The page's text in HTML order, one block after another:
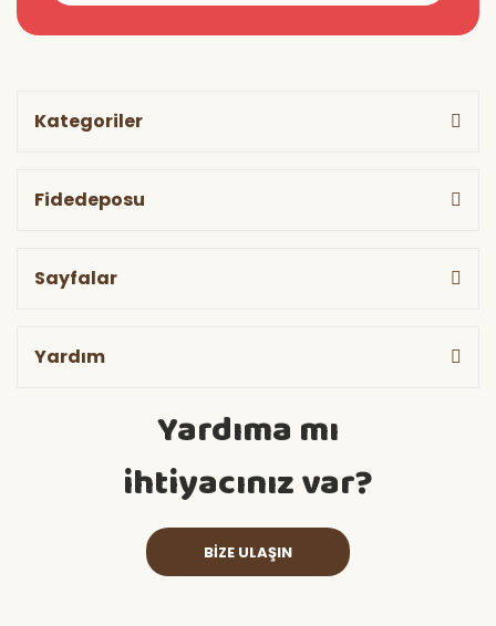
Kategoriler
Fidedeposu
Sayfalar
Yardım
Yardıma mı
ihtiyacınız var?
BİZE ULAŞIN